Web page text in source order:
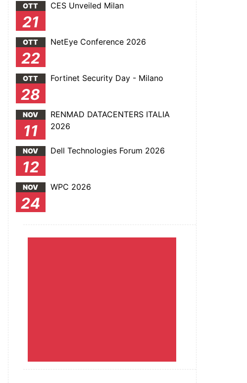
OTT
21
CES Unveiled Milan
OTT
22
NetEye Conference 2026
OTT
28
Fortinet Security Day - Milano
NOV
11
RENMAD DATACENTERS ITALIA
2026
NOV
12
Dell Technologies Forum 2026
NOV
24
WPC 2026